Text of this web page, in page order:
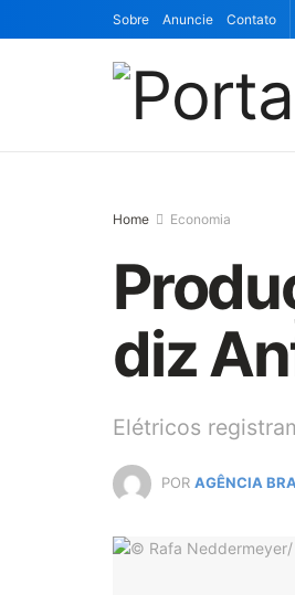
Sobre Anuncie Contato
Home Economia
diz
Elétricos
POR AGÊNCIA